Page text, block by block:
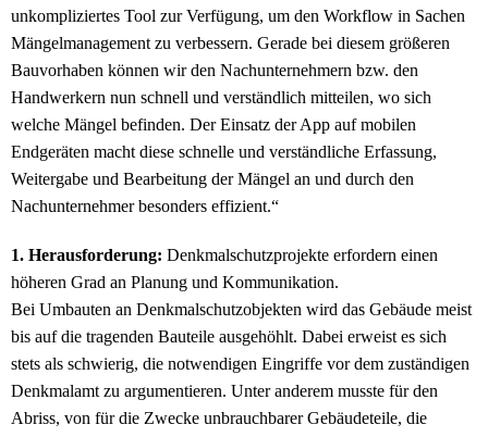
unkompliziertes Tool zur Verfügung, um den Workflow in Sachen
Mängelmanagement zu verbessern. Gerade bei diesem größeren
Bauvorhaben können wir den Nachunternehmern bzw. den
Handwerkern nun schnell und verständlich mitteilen, wo sich
welche Mängel befinden. Der Einsatz der App auf mobilen
Endgeräten macht diese schnelle und verständliche Erfassung,
Weitergabe und Bearbeitung der Mängel an und durch den
Nachunternehmer besonders effizient.“
1. Herausforderung: Denkmalschutzprojekte erfordern einen
höheren Grad an Planung und Kommunikation.
Bei Umbauten an Denkmalschutzobjekten wird das Gebäude meist
bis auf die tragenden Bauteile ausgehöhlt. Dabei erweist es sich
stets als schwierig, die notwendigen Eingriffe vor dem zuständigen
Denkmalamt zu argumentieren. Unter anderem musste für den
Abriss, von für die Zwecke unbrauchbarer Gebäudeteile, die